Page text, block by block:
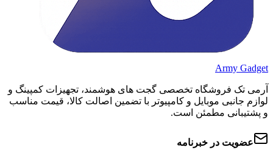
Army Gadget
آرمی تک فروشگاه تخصصی گجت های هوشمند، تجهیزات کمپینگ و
لوازم جانبی موبایل و کامپیوتر با تضمین اصالت کالا، قیمت مناسب
و پشتیبانی مطمئن است.
عضویت در خبرنامه